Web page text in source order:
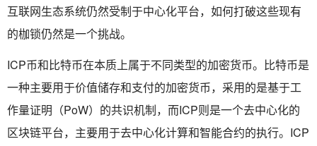
互联网生态系统仍然受制于中心化平台，如何打破这些现有
的枷锁仍然是一个挑战。
ICP币和比特币在本质上属于不同类型的加密货币。比特币是
一种主要用于价值储存和支付的加密货币，采用的是基于工
作量证明（PoW）的共识机制，而ICP则是一个去中心化的
区块链平台，主要用于去中心化计算和智能合约的执行。ICP